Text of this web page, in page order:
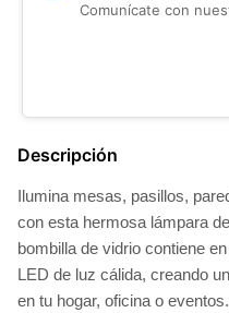
Comunícate con
Descripción
Ilumina mesas, pasillos,
con esta hermosa lámpara
bombilla de vidrio contiene
LED de luz cálida, creando
en tu hogar, oficina o eventos.